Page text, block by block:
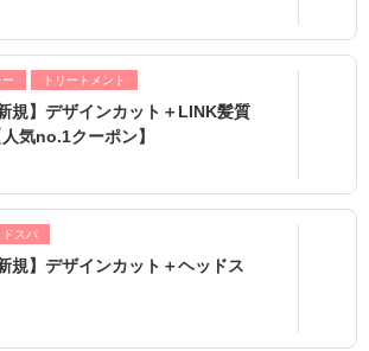
ー トリートメント
規】デザインカット＋LINK髪質
気no.1クーポン】
ドスパ
規】デザインカット＋ヘッドス